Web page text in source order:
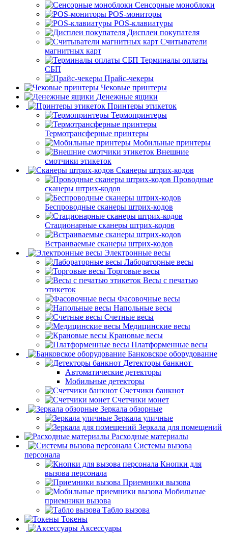
Сенсорные моноблоки
POS-мониторы
POS-клавиатуры
Дисплеи покупателя
Считыватели
магнитных карт
Терминалы оплаты
СБП
Прайс-чекеры
Чековые принтеры
Денежные ящики
Принтеры этикеток
Термопринтеры
Термотрансферные принтеры
Мобильные принтеры
Внешние
смотчики этикеток
Сканеры штрих-кодов
Проводные
сканеры штрих-кодов
Беспроводные сканеры штрих-кодов
Стационарные сканеры штрих-кодов
Встраиваемые сканеры штрих-кодов
Электронные весы
Лабораторные весы
Торговые весы
Весы с печатью
этикеток
Фасовочные весы
Напольные весы
Счетные весы
Медицинские весы
Крановые весы
Платформенные весы
Банковское оборудование
Детекторы банкнот
Автоматические детекторы
Мобильные детекторы
Счетчики банкнот
Счетчики монет
Зеркала обзорные
Зеркала уличные
Зеркала для помещений
Расходные материалы
Системы вызова
персонала
Кнопки для
вызова персонала
Приемники вызова
Мобильные
приемники вызова
Табло вызова
Токены
Аксессуары